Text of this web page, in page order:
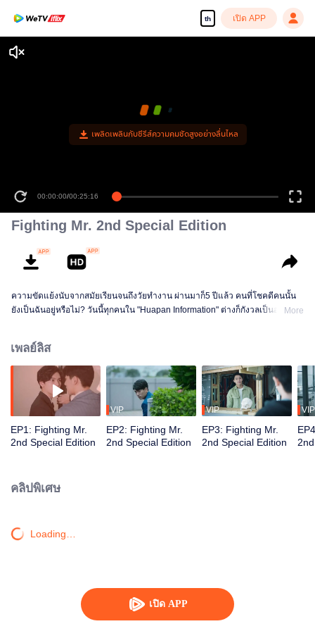
th เปิด APP
เปิด APP
เพลิดเพลินกับซีรีส์ความคมชัดสูงอย่างลื่นไหล
00:00:00/00:25:16
Fighting Mr. 2nd Special Edition
ความขัดแย้งนับจากสมัยเรียนจนถึงวัยทำงาน ผ่านมาก็5 ปีแล้ว คนที่โชคดีคนนั้น
ยังเป็นฉันอยู่หรือไม่? วันนี้ทุกคนใน "Huapan Information" ต่างก็กังวลเป็นอย่างยิ่ง
ยิ่งได้ยินมาว่าคนที่ทางฝ่ายนั้นส่งมาให้เป็นผู้จัดการดูแล คือโจวซูอี้ คนเลือดเย็น...
โจวซูอี้ มองดูเกาซื่อเต๋อที่นำหน้าเขาด้วยความโกรธแค้น 5 ปีที่ผ่านมานี้เพียงพอ
สำหรับเด็กผู้ชาย 2 คนได้เติบโต โจวซูอี้ตัดสินใจว่าหากเกาซื่อเต๋อไม่แคร์ทุกสิ่งทุก
อย่าง เขาก็จะยอมแพ้ แต่คาดไม่ถึงว่าพวกเขาทั้งสองได้กลับมาพบกันอีกใน 5 ปี
หลังจากนั้น ตอนนี้เกาซือเต๋อเป็นตัวแทนของบริษัทที่ไอทีที่กำลังจะถูกเทคโอเวอร์
More
เพลย์ลิส
EP1: Fighting Mr.
2nd Special Edition
VIP
EP2: Fighting Mr.
2nd Special Edition
VIP
EP3: Fighting Mr.
2nd Special Edition
VIP
คลิปพิเศษ
Loading…